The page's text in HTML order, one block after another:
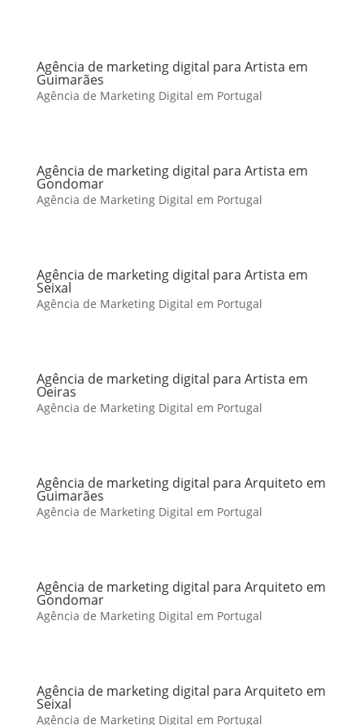
Agência de marketing digital para Artista em
Guimarães
Agência de Marketing Digital em Portugal
Agência de marketing digital para Artista em
Gondomar
Agência de Marketing Digital em Portugal
Agência de marketing digital para Artista em
Seixal
Agência de Marketing Digital em Portugal
Agência de marketing digital para Artista em
Oeiras
Agência de Marketing Digital em Portugal
Agência de marketing digital para Arquiteto em
Guimarães
Agência de Marketing Digital em Portugal
Agência de marketing digital para Arquiteto em
Gondomar
Agência de Marketing Digital em Portugal
Agência de marketing digital para Arquiteto em
Seixal
Agência de Marketing Digital em Portugal